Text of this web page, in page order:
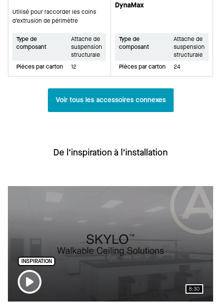
Utilisé pour raccorder les coins
d’extrusion de périmètre
Type de
composant
Attache de
suspension
structurale
Pièces par carton
12
DynaMax
Type de
composant
Attache de
suspension
structurale
Pièces par carton
24
Voir tous les accessoires connexes
De l’inspiration à l’installation
INSPIRATION
8:30